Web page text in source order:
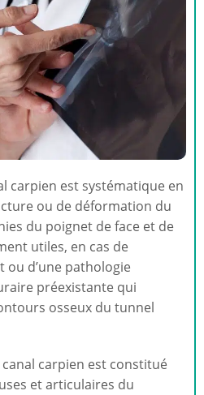
carpien est systématique en
ou de déformation du
du poignet de face et de
utiles, en cas de
d’une pathologie
préexistante qui
osseux du tunnel
carpien est constitué
et articulaires du